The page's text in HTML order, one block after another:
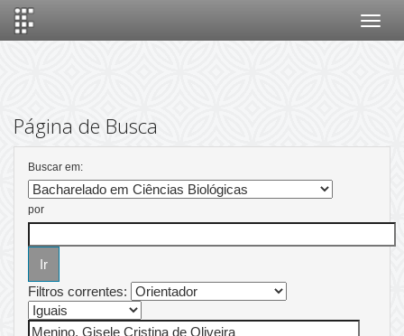
Página de Busca
Buscar em:
por
Filtros correntes: